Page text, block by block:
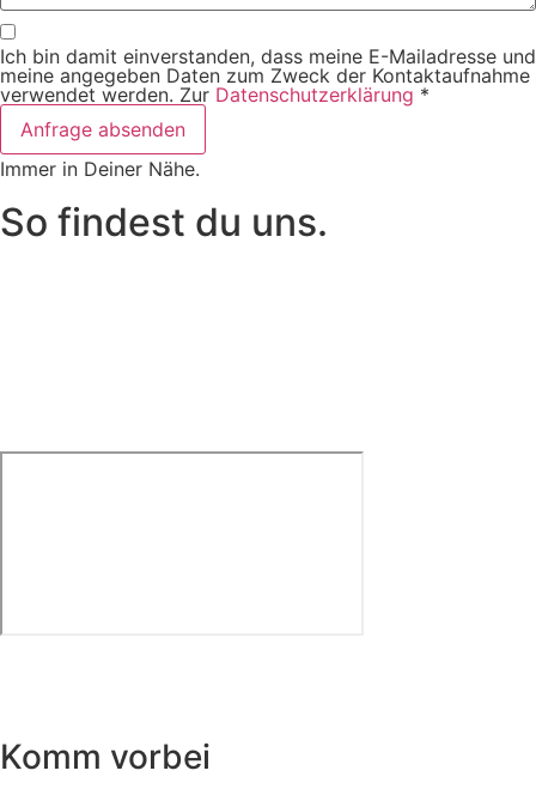
Ich bin damit einverstanden, dass meine E-Mailadresse und
meine angegeben Daten zum Zweck der Kontaktaufnahme
verwendet werden. Zur Datenschutzerklärung *
Anfrage absenden
Immer in Deiner Nähe.
So findest du uns.
Komm vorbei